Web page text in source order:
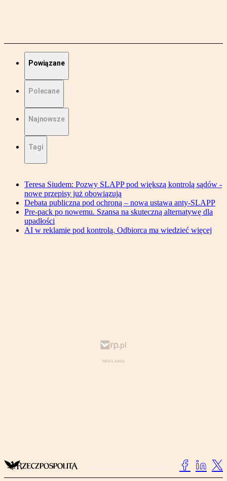
Powiązane
Polecane
Najnowsze
Tagi
Teresa Siudem: Pozwy SLAPP pod większą kontrolą sądów -
nowe przepisy już obowiązują
Debata publiczna pod ochroną – nowa ustawa anty-SLAPP
Pre-pack po nowemu. Szansa na skuteczną alternatywę dla
upadłości
AI w reklamie pod kontrolą. Odbiorca ma wiedzieć więcej